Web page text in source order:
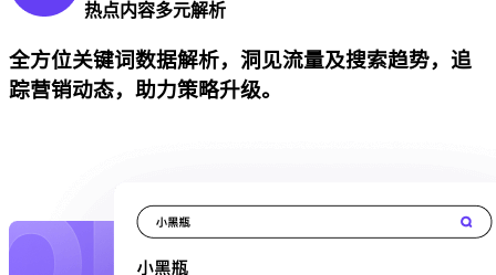
热点内容多元解析
全方位关键词数据解析，洞见流量及搜索趋势，追
踪营销动态，助力策略升级。